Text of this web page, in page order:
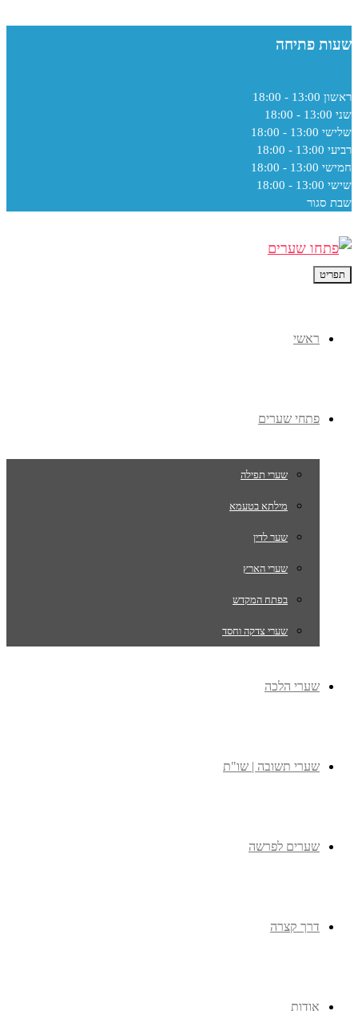
שעות פתיחה
ראשון 13:00 - 18:00
שני 13:00 - 18:00
שלישי 13:00 - 18:00
רביעי 13:00 - 18:00
חמישי 13:00 - 18:00
שישי 13:00 - 18:00
שבת סגור
תפריט
ראשי
פתחי שערים
שערי תפילה
מילתא בטעמא
שער לדין
שערי הארץ
בפתח המקדש
שערי צדקה וחסד
שערי הלכה
שערי תשובה | שו"ת
שערים לפרשה
דרך קצרה
אודות